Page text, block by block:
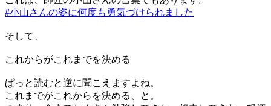
#小山さんの姿に何度も勇気づけられました
そして、
これからがこれまでを決める
ぱっと読むと逆に聞こえますよね。
これまでがこれからを決める、と。